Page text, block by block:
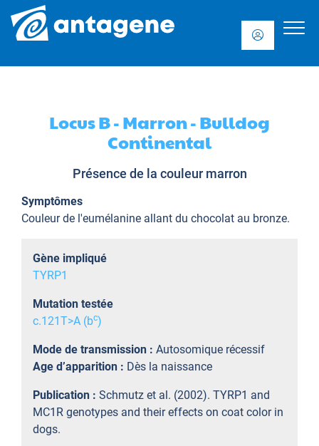
Locus B - Marron - Bulldog
Continental
Présence de la couleur marron
Symptômes
Couleur de l'eumélanine allant du chocolat au bronze.
Gène impliqué
TYRP1
Mutation testée
c.121T>A (bc)
Mode de transmission : Autosomique récessif
Age d’apparition : Dès la naissance
Publication : Schmutz et al. (2002). TYRP1 and
MC1R genotypes and their effects on coat color in
dogs.